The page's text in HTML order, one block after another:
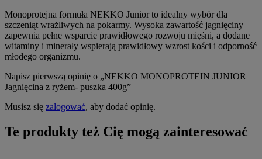
Monoprotejna formuła NEKKO Junior to idealny wybór dla
szczeniąt wrażliwych na pokarmy. Wysoka zawartość jagnięciny
zapewnia pełne wsparcie prawidłowego rozwoju mięśni, a dodane
witaminy i minerały wspierają prawidłowy wzrost kości i odporność
młodego organizmu.
Napisz pierwszą opinię o „NEKKO MONOPROTEIN JUNIOR
Jagnięcina z ryżem- puszka 400g”
Musisz się zalogować, aby dodać opinię.
Te produkty też Cię mogą zainteresować